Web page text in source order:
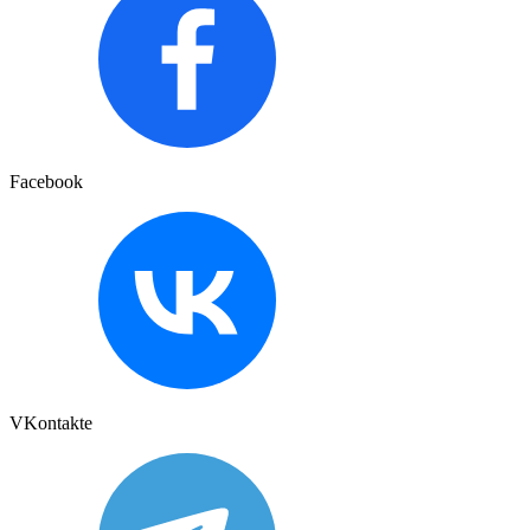
Facebook
VKontakte